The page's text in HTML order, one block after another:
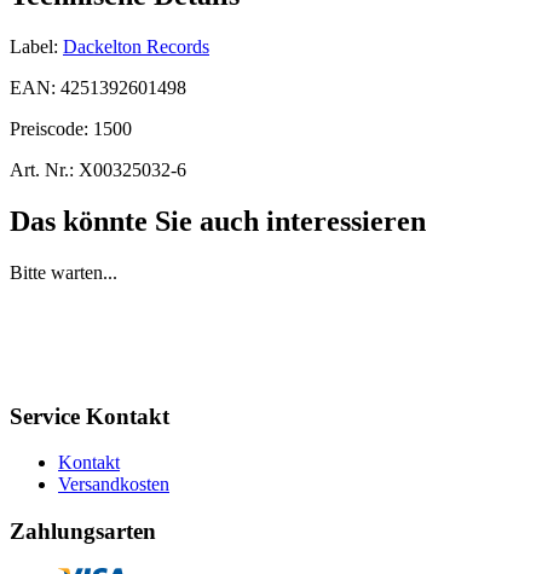
Label: Dackelton Records
EAN: 4251392601498
Preiscode: 1500
Art. Nr.: X00325032-6
Das könnte Sie auch interessieren
Bitte warten...
Service Kontakt
Kontakt
Versandkosten
Zahlungsarten